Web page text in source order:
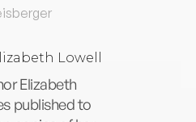
Elizabeth
published to